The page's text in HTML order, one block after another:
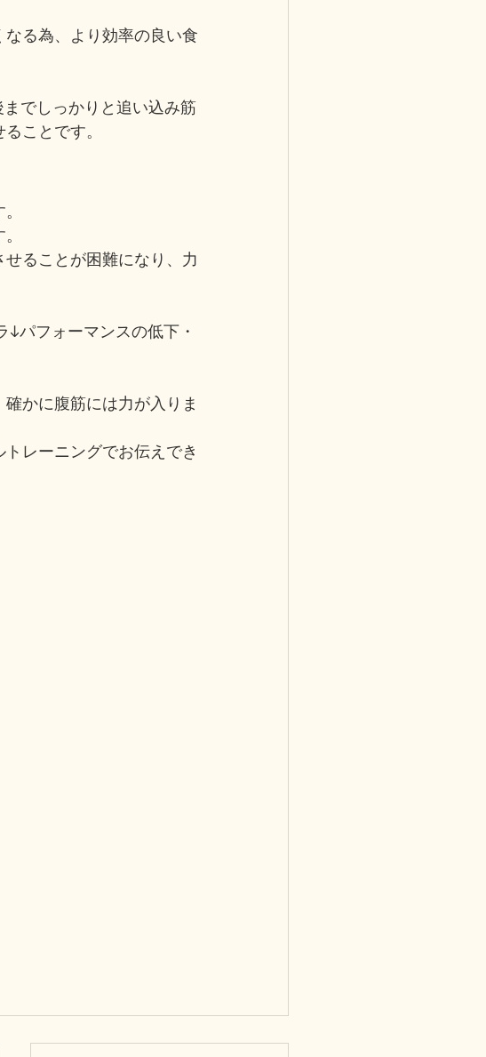
る為、より効率の良い食
でしっかりと追い込み筋
ことです。
ることが困難になり、力
パフォーマンスの低下・
かに腹筋には力が入りま
レーニングでお伝えでき